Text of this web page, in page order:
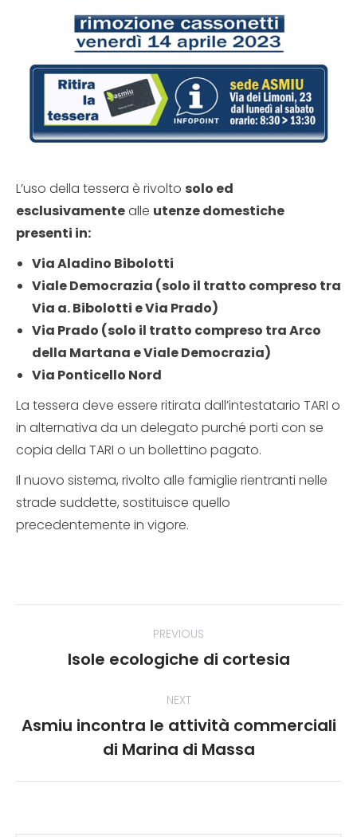
L’uso della tessera è rivolto solo ed
esclusivamentealle utenze domestiche
presenti in:
Via Aladino Bibolotti
Viale Democrazia (solo il tratto compreso tra
Via a. Bibolotti e Via Prado)
Via Prado (solo il tratto compreso tra Arco
della Martana e Viale Democrazia)
Via Ponticello Nord
La tessera deve essere ritirata dall’intestatario TARI o
in alternativa da un delegato purché porti con se
copia della TARI o un bollettino pagato.
Il nuovo sistema, rivolto alle famiglie rientranti nelle
strade suddette, sostituisce quello
precedentemente in vigore.
navigation
PREVIOUS
Previous
Isole ecologiche di cortesia
NEXT
Next
post:
Asmiu incontra le attività commerciali
di Marina di Massa